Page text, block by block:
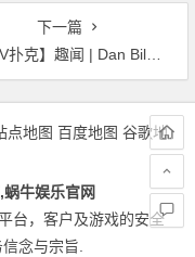
下一篇
克】趣闻 | Dan Bilzerian：我很期待和内马尔打两把
点地图 百度地图 谷歌地
牛娱乐官网
台，客户及游戏的安全
念与宗旨.